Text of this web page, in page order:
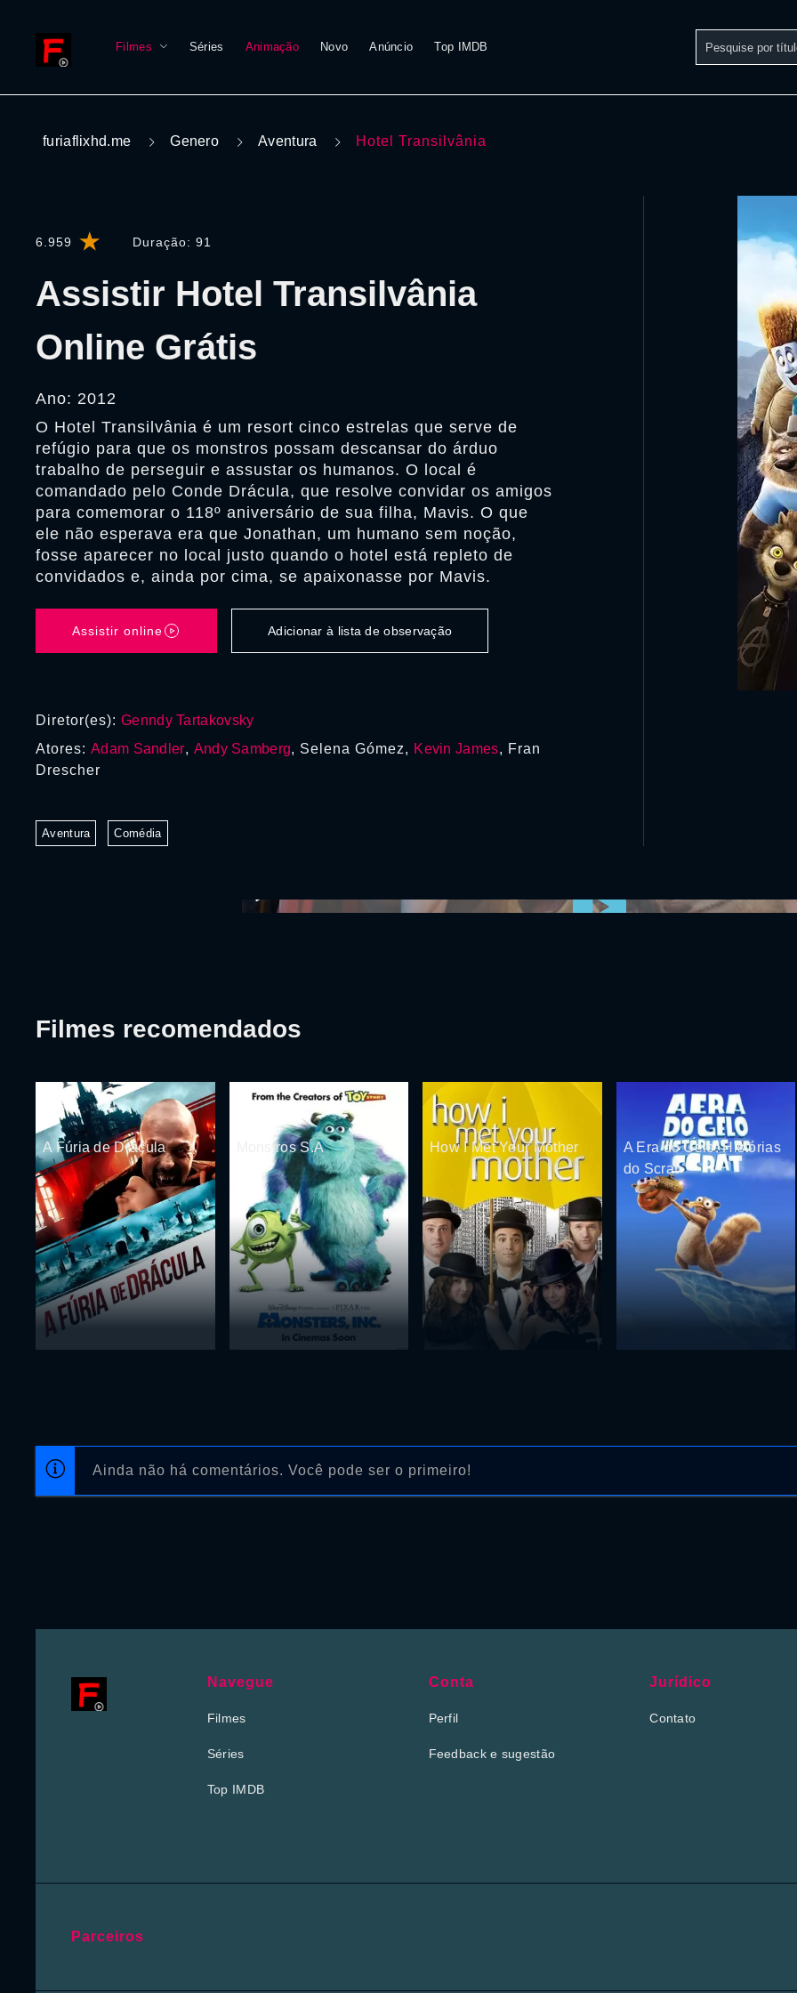
Filmes Séries Animação Novo Anúncio Top IMDB
furiaflixhd.me Genero Aventura Hotel Transilvânia
6.959 Duração: 91
Assistir Hotel Transilvânia
Online Grátis
Ano: 2012
O Hotel Transilvânia é um resort cinco estrelas que serve de
refúgio para que os monstros possam descansar do árduo
trabalho de perseguir e assustar os humanos. O local é
comandado pelo Conde Drácula, que resolve convidar os amigos
para comemorar o 118º aniversário de sua filha, Mavis. O que
ele não esperava era que Jonathan, um humano sem noção,
fosse aparecer no local justo quando o hotel está repleto de
convidados e, ainda por cima, se apaixonasse por Mavis.
Assistir online Adicionar à lista de observação
Diretor(es): Genndy Tartakovsky
Atores: Adam Sandler, Andy Samberg, Selena Gómez, Kevin James, Fran
Drescher
Aventura Comédia
Ainda não há comentários. Você pode ser o primeiro!
Filmes recomendados
A Fúria de Drácula Monstros S.A How I Met Your Mother
A Era do Gelo: Histórias
do Scrat
Navegue
Filmes
Séries
Top IMDB
Conta
Perfil
Feedback e sugestão
Jurídico
Contato
Parceiros